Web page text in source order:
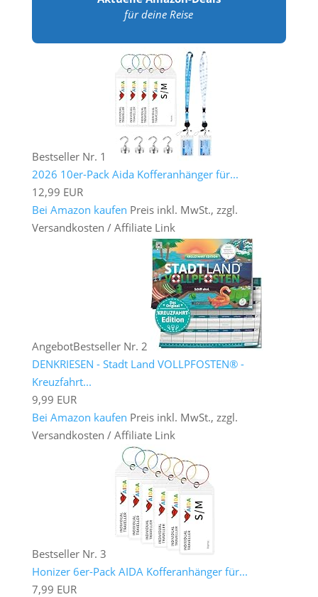
für deine Reise
Bestseller Nr. 1
2026 10er-Pack Aida Kofferanhänger für...
12,99 EUR
Bei Amazon kaufen Preis inkl. MwSt., zzgl.
Versandkosten / Affiliate Link
AngebotBestseller Nr. 2
DENKRIESEN - Stadt Land VOLLPFOSTEN® -
Kreuzfahrt...
9,99 EUR
Bei Amazon kaufen Preis inkl. MwSt., zzgl.
Versandkosten / Affiliate Link
Bestseller Nr. 3
Honizer 6er-Pack AIDA Kofferanhänger für...
7,99 EUR